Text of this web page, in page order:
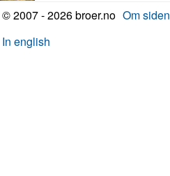
© 2007 - 2026 broer.no Om siden
In english